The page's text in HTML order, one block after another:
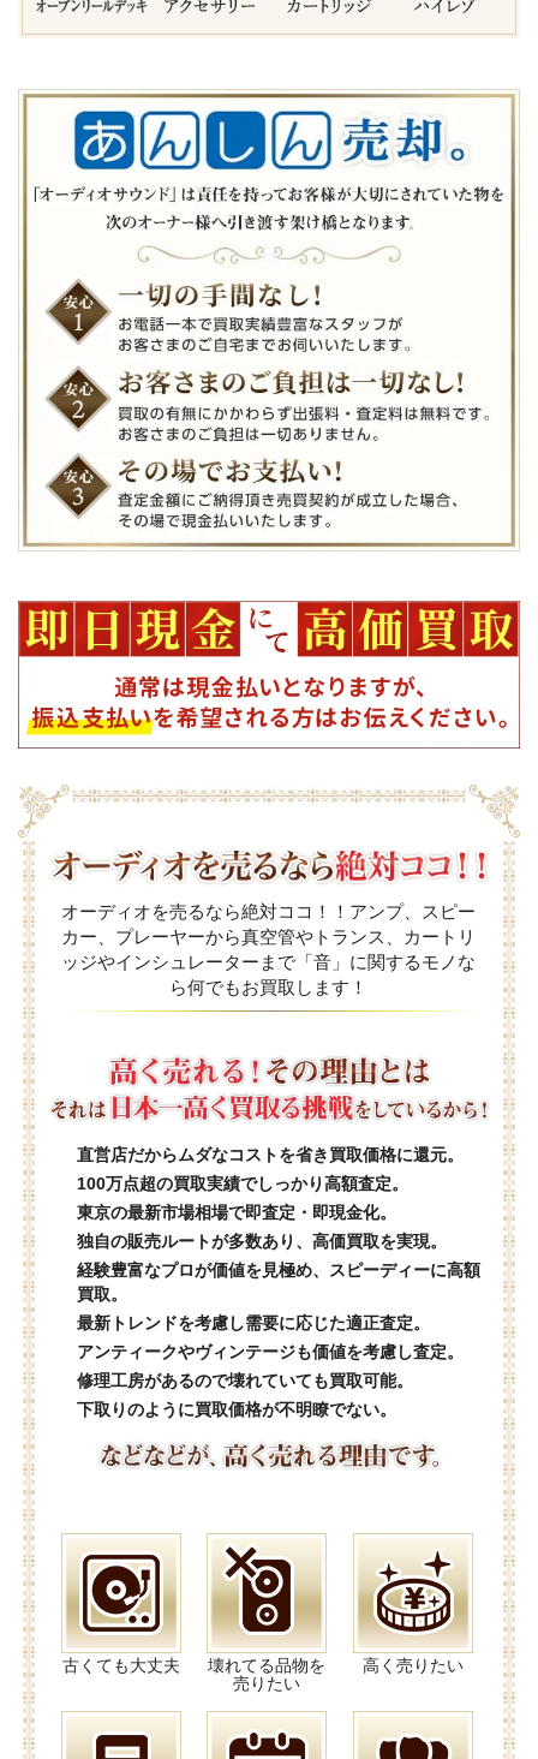
オーディオを売るなら絶対ココ！！アンプ、スピー
カー、プレーヤーから真空管やトランス、カートリ
ッジやインシュレーターまで「音」に関するモノな
ら何でもお買取します！
直営店だからムダなコストを省き買取価格に還元。
100万点超の買取実績でしっかり高額査定。
東京の最新市場相場で即査定・即現金化。
独自の販売ルートが多数あり、高価買取を実現。
経験豊富なプロが価値を見極め、スピーディーに高額
買取。
最新トレンドを考慮し需要に応じた適正査定。
アンティークやヴィンテージも価値を考慮し査定。
修理工房があるので壊れていても買取可能。
下取りのように買取価格が不明瞭でない。
古くても大丈夫
壊れてる品物を
売りたい
高く売りたい